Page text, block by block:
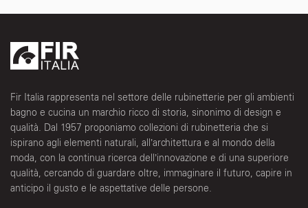
Fir Italia rappresenta nel settore delle rubinetterie per gli ambienti
bagno e cucina un marchio ricco di storia, sinonimo di design e
qualità. Dal 1957 proponiamo collezioni di rubinetteria che si
ispirano agli elementi naturali, all’architettura e al mondo della
moda, con la continua ricerca dell’innovazione e di una superiore
qualità, cercando di guardare oltre, immaginare il futuro, capire in
anticipo il gusto e le aspettative delle persone.